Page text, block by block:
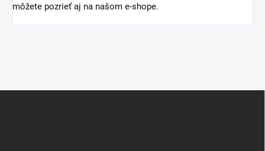
môžete pozrieť aj na našom e-shope.